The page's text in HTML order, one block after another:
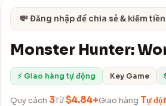
💸 Đăng nhập để chia sẻ & kiếm tiền
Monster Hunter:
⚡ Giao hàng tự động Key Game
Quy cách 3Từ$4.84+Giao hàng Tự